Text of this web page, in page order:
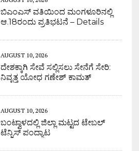
ಬಿಎಂಎಸ್ ವತಿಯಿಂದ ಮಂಗಳೂರಿನಲ್ಲಿ
ಆ.18ರಂದು ಪ್ರತಿಭಟನೆ – Details
AUGUST 10, 2026
ದೇಶಕ್ಕಾಗಿ ಸೇವೆ ಸಲ್ಲಿಸಲು ಸೇನೆಗೆ ಸೇರಿ:
ನಿವೃತ್ತ ಯೋಧ ಗಣೇಶ್ ಕಾಮತ್
AUGUST 10, 2026
ಬಂಟ್ವಾಳದಲ್ಲಿ ಜಿಲ್ಲಾ ಮಟ್ಟದ ಟೇಬಲ್
ಟೆನ್ನಿಸ್ ಪಂದ್ಯಾಟ